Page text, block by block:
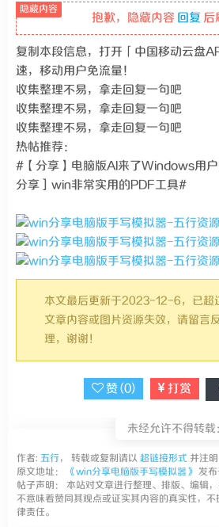
抱歉，隐藏内容 回复 后
复制本段信息，打开「中国移动云盘
速，移动用户免流量！
收集整理不易，拿走回复一句吧
收集整理不易，拿走回复一句吧
收集整理不易，拿走回复一句吧
热帖推荐：
#【分享】电脑版AI来了Windows用
分享］win非常实用的PDF工具#
本文最后更新于2023-12-6，已超
文章内容或图片资源失效，请留言
理，谢谢！
赞 (0) 打赏
未经允许不得转载
作者: 五行， 转载或复制请以 超链接形式 并注
原文地址：
《win分享电脑版手写模拟器》 发
帖子声明： 本站对文章进行整理、排版、编辑
不意味着赞同其观点或证实其内容的真实性，
律责任。